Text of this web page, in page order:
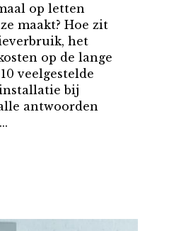
op letten
maakt? Hoe zit
het
op de lange
veelgestelde
bij
antwoorden